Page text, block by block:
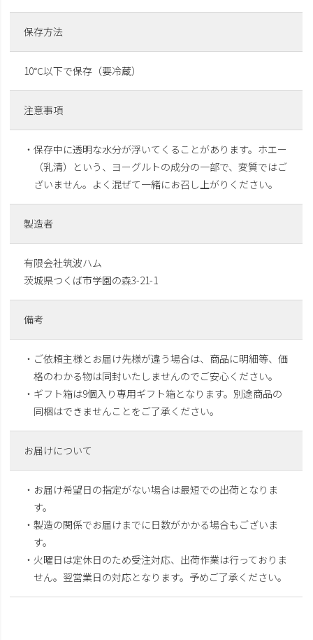
保存方法
10℃以下で保存（要冷蔵）
注意事項
・保存中に透明な水分が浮いてくることがあります。ホエー
（乳清）という、ヨーグルトの成分の一部で、変質ではご
ざいません。よく混ぜて一緒にお召し上がりください。
製造者
有限会社筑波ハム
茨城県つくば市学園の森3-21-1
備考
・ご依頼主様とお届け先様が違う場合は、商品に明細等、価
格のわかる物は同封いたしませんのでご安心ください。
・ギフト箱は9個入り専用ギフト箱となります。別途商品の
同梱はできませんことをご了承ください。
お届けについて
・お届け希望日の指定がない場合は最短での出荷となりま
す。
・製造の関係でお届けまでに日数がかかる場合もございま
す。
・火曜日は定休日のため受注対応、出荷作業は行っておりま
せん。翌営業日の対応となります。予めご了承ください。